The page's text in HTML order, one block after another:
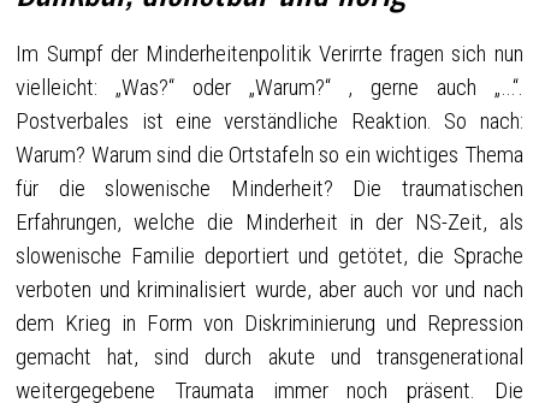
Im Sumpf der Minderheitenpolitik Verirrte fragen sich nun
vielleicht: „Was?“ oder „Warum?“ , gerne auch „…“.
Postverbales ist eine verständliche Reaktion. So nach:
Warum? Warum sind die Ortstafeln so ein wichtiges Thema
für die slowenische Minderheit? Die traumatischen
Erfahrungen, welche die Minderheit in der NS-Zeit, als
slowenische Familie deportiert und getötet, die Sprache
verboten und kriminalisiert wurde, aber auch vor und nach
dem Krieg in Form von Diskriminierung und Repression
gemacht hat, sind durch akute und transgenerational
weitergegebene Traumata immer noch präsent. Die